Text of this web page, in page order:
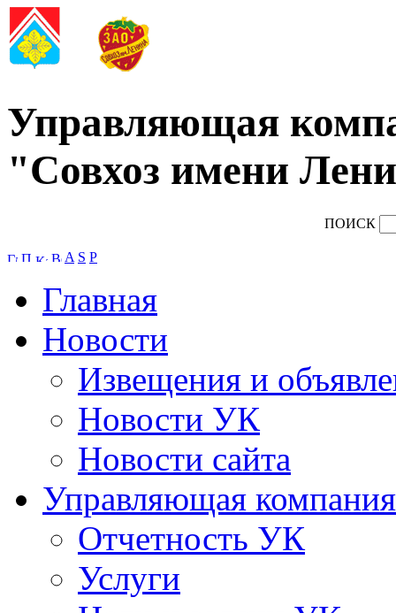
Управляющая
"Совхоз имени
ПОИСК
A S P
Главная
Новости
Извещения и
Новости УК
Новости сайта
Управляющая компания
Отчетность УК
Услуги